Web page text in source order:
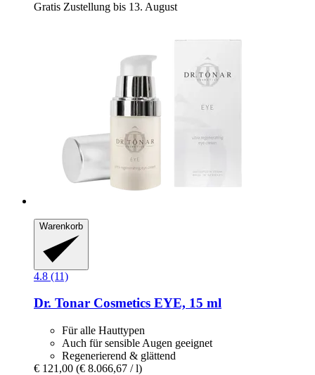
Gratis Zustellung bis 13. August
Warenkorb
4.8 (11)
Dr. Tonar Cosmetics EYE, 15 ml
Für alle Hauttypen
Auch für sensible Augen geeignet
Regenerierend & glättend
€ 121,00 (€ 8.066,67 / l)